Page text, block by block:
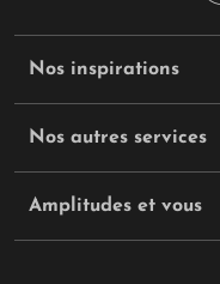
Nos inspirations
Nos autres services
Amplitudes et vous